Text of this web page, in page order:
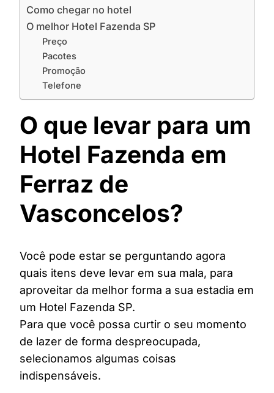
Como chegar no hotel
O melhor Hotel Fazenda SP
Preço
Pacotes
Promoção
Telefone
O que levar para um
Hotel Fazenda em
Ferraz de
Vasconcelos?
Você pode estar se perguntando agora
quais itens deve levar em sua mala, para
aproveitar da melhor forma a sua estadia em
um Hotel Fazenda SP.
Para que você possa curtir o seu momento
de lazer de forma despreocupada,
selecionamos algumas coisas
indispensáveis.